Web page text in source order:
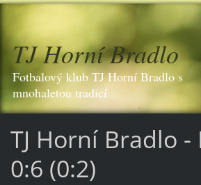
TJ Horní Bradlo
Fotbalový klub TJ Horní Bradlo s
mnohaletou tradicí
TJ Horní Bradlo -
0:6 (0:2)